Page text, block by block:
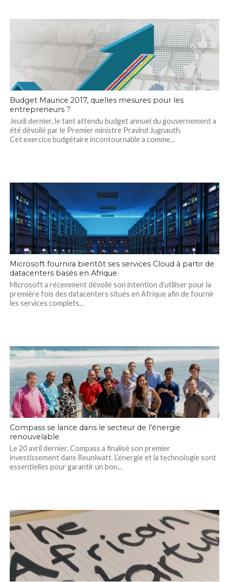
Budget Maurice 2017, quelles mesures pour les
entrepreneurs ?
Jeudi dernier, le tant attendu budget annuel du gouvernement a
été dévoilé par le Premier ministre Pravind Jugnauth.
Cet exercice budgétaire incontournable a comme...
Microsoft fournira bientôt ses services Cloud à partir de
datacenters basés en Afrique
Microsoft a récemment dévoilé son intention d’utiliser pour la
première fois des datacenters situés en Afrique afin de fournir
les services complets...
Compass se lance dans le secteur de l’énergie
renouvelable
Le 20 avril dernier, Compass a finalisé son premier
investissement dans Reuniwatt. L’énergie et la technologie sont
essentielles pour garantir un bon...